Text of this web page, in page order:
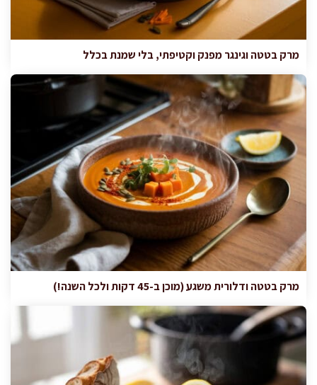
מרק בטטה וגינגר מפנק וקטיפתי, בלי שמנת בכלל
מרק בטטה ודלורית משגע (מוכן ב-45 דקות ולכל השנה!)